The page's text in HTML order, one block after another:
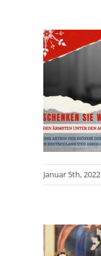
Januar 5th, 2022